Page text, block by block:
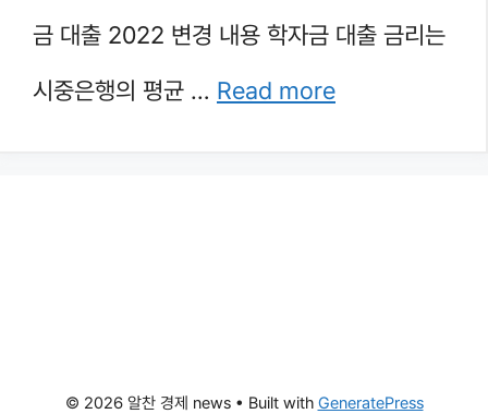
금 대출 2022 변경 내용 학자금 대출 금리는
시중은행의 평균 … Read more
© 2026 알찬 경제 news• Built with GeneratePress